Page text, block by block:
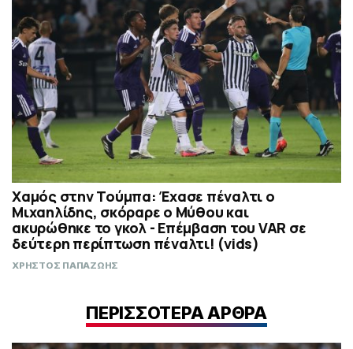
Χαμός στην Τούμπα: Έχασε πέναλτι ο
Μιχαηλίδης, σκόραρε ο Μύθου και
ακυρώθηκε το γκολ - Επέμβαση του VAR σε
δεύτερη περίπτωση πέναλτι! (vids)
ΧΡΗΣΤΟΣ ΠΑΠΑΖΩΗΣ
ΠΕΡΙΣΣΟΤΕΡΑ ΑΡΘΡΑ